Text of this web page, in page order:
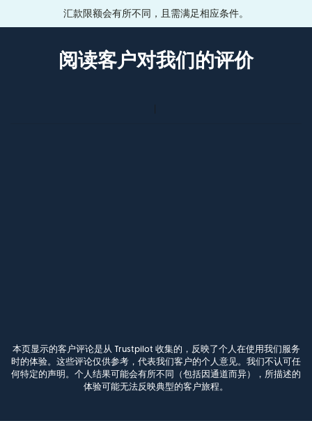
汇款限额会有所不同，且需满足相应条件。
阅读客户对我们的评价
本页显示的客户评论是从 Trustpilot 收集的，反映了个人在使用我们服务
时的体验。这些评论仅供参考，代表我们客户的个人意见。我们不认可任
何特定的声明。个人结果可能会有所不同（包括因通道而异），所描述的
体验可能无法反映典型的客户旅程。